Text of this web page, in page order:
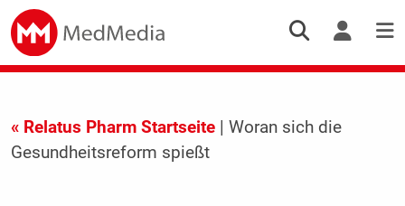
« Relatus Pharm Startseite| Woran sich die
Gesundheitsreform spießt